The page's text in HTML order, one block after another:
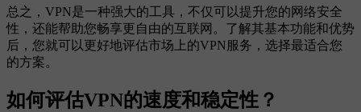
总之，VPN是一种强大的工具，不仅可以提升您的网络安全
性，还能帮助您畅享更自由的互联网。了解其基本功能和优势
后，您就可以更好地评估市场上的VPN服务，选择最适合您
的方案。
如何评估VPN的速度和稳定性？